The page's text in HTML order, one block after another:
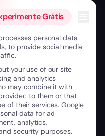
Grátis
e aprendizagem
personal data
to provide social media
your use of our site
and analytics
may combine it with
to them or that
of their services. Google
data for ad
analytics,
security purposes.